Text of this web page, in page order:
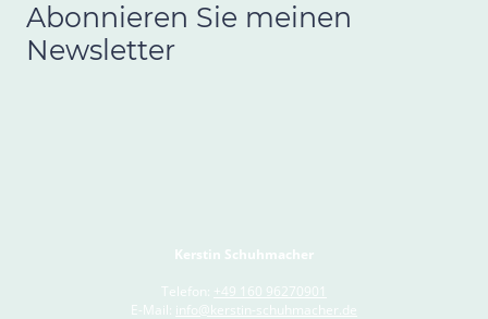
Abonnieren Sie meinen
Newsletter
Kerstin Schuhmacher
Telefon: +49 160 96270901
E-Mail: info@kerstin-schuhmacher.de